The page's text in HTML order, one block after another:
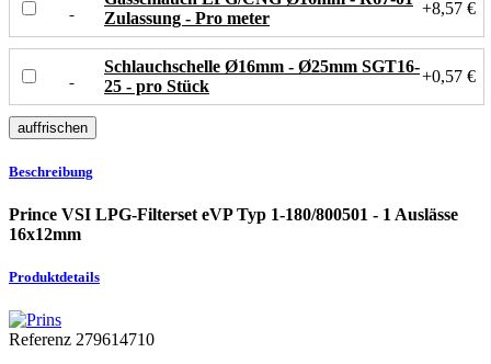
Zulassung - Pro meter
+8,57 €
Schlauchschelle Ø16mm - Ø25mm SGT16-
25 - pro Stück
+0,57 €
Beschreibung
Prince VSI LPG-Filterset eVP Typ 1-180/800501 - 1 Auslässe
16x12mm
Produktdetails
Referenz 279614710